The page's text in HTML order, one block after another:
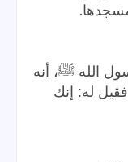
.
الله ﷺ، أنه
له: إنك